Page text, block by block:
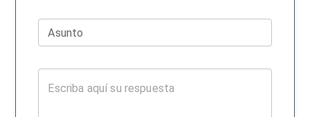
Asunto